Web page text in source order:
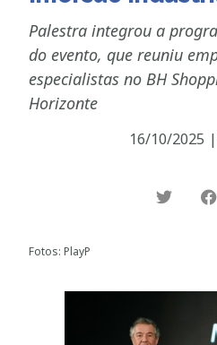
Palestra integrou a
do evento, que reuniu
especialistas no BH
Horizonte
16/10/2025 |
Fotos: PlayP